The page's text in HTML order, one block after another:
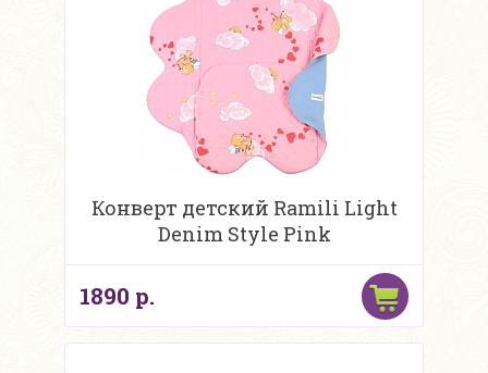
Конверт детский Ramili Light
Denim Style Pink
1890 р.